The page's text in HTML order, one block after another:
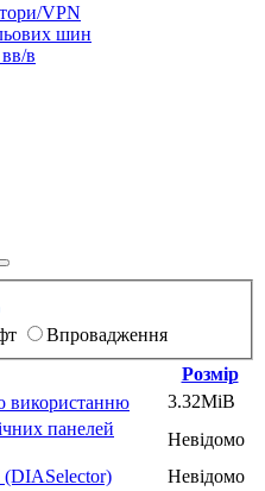
VPN
шин
в
Впровадження
Розмір
використанню
3.32MiB
панелей
Невідомо
Невідомо